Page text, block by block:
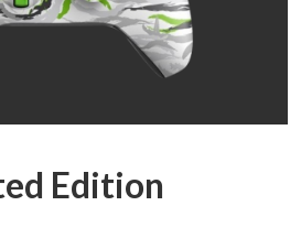
Edition